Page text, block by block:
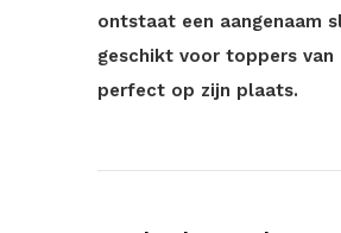
ontstaat een aangenaam
geschikt voor toppers
perfect op zijn plaats.